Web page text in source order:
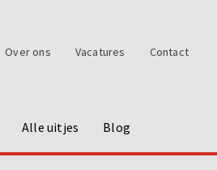
Over ons Vacatures Contact
Alle uitjes Blog